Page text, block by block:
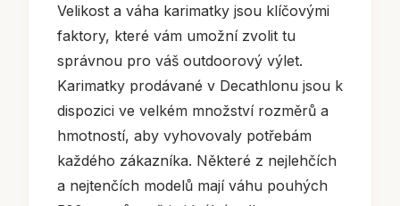
Velikost a váha karimatky jsou klíčovými
faktory, které vám umožní zvolit tu
správnou pro váš outdoorový výlet.
Karimatky prodávané v Decathlonu jsou k
dispozici ve velkém množství rozměrů a
hmotností, aby vyhovovaly potřebám
každého zákazníka. Některé z nejlehčích
a nejtenčích modelů mají váhu pouhých